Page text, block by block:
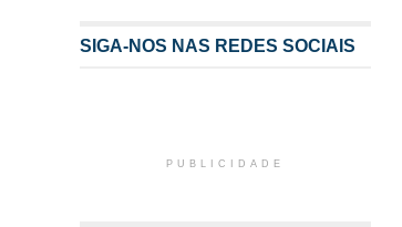
SIGA-NOS NAS REDES SOCIAIS
PUBLICIDADE